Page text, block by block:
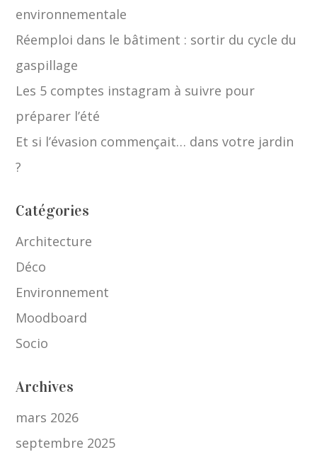
environnementale
Réemploi dans le bâtiment : sortir du cycle du
gaspillage
Les 5 comptes instagram à suivre pour
préparer l’été
Et si l’évasion commençait… dans votre jardin
?
Catégories
Architecture
Déco
Environnement
Moodboard
Socio
Archives
mars 2026
septembre 2025